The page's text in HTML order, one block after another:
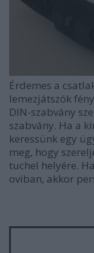
Érdemes a
lemezjátszók
DIN-szabvány
szabvány. Ha a
keressünk egy
meg, hogy
tuchel helyére.
oviban, akkor